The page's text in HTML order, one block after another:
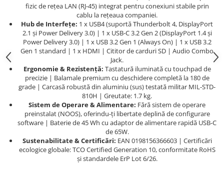
fizic de rețea LAN (RJ-45) integrat pentru conexiuni stabile prin
cablu la rețeaua companiei.
Hub de Interfețe: 1 x USB4 (suportă Thunderbolt 4, DisplayPort
2.1 și Power Delivery 3.0) | 1 x USB-C 3.2 Gen 2 (DisplayPort 1.4 și
Power Delivery 3.0) | 1 x USB 3.2 Gen 1 (Always On) | 1 x USB 3.2
Gen 1 standard | 1 x HDMI | Cititor de carduri SD | Audio Combo
Jack.
Ergonomie & Rezistență: Tastatură iluminată cu touchpad de
precizie | Balamale premium cu deschidere completă la 180 de
grade | Carcasă robustă din aluminiu (sus) testată militar MIL-STD-
810H | Greutate: 1.7 kg.
Sistem de Operare & Alimentare: Fără sistem de operare
preinstalat (NOOS), oferindu-ți libertate deplină de configurare
software | Baterie de 45 Wh cu adaptor de alimentare rapidă USB-C
de 65W.
Sustenabilitate & Certificări: EAN 0198156366603 | Certificări
ecologice globale: TCO Certified Generation 10, conformitate RoHS
și standardele ErP Lot 6/26.